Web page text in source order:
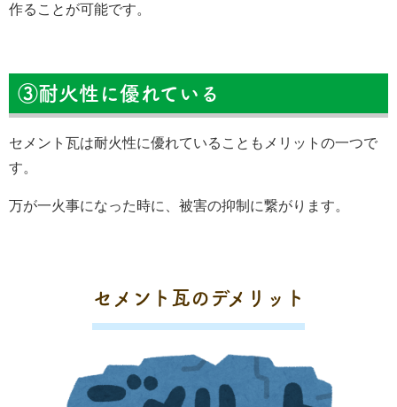
作ることが可能です。
③耐火性に優れている
セメント瓦は耐火性に優れていることもメリットの一つで
す。
万が一火事になった時に、被害の抑制に繋がります。
セメント瓦のデメリット